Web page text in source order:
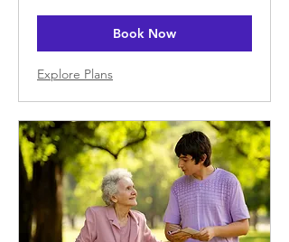
Book Now
Explore Plans